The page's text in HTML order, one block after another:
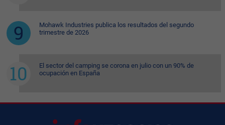
Mohawk Industries publica los resultados del segundo
trimestre de 2026
El sector del camping se corona en julio con un 90% de
ocupación en España